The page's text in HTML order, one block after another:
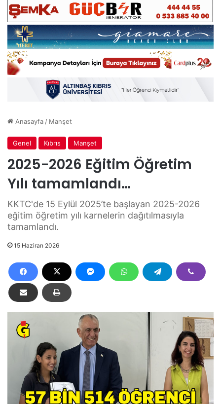
Anasayfa/ Manşet
Genel Kıbrıs Manşet
2025-2026 Eğitim Öğretim
Yılı tamamlandı…
KKTC'de 15 Eylül 2025’te başlayan 2025-2026
eğitim öğretim yılı karnelerin dağıtılmasıyla
tamamlandı.
15 Haziran 2026